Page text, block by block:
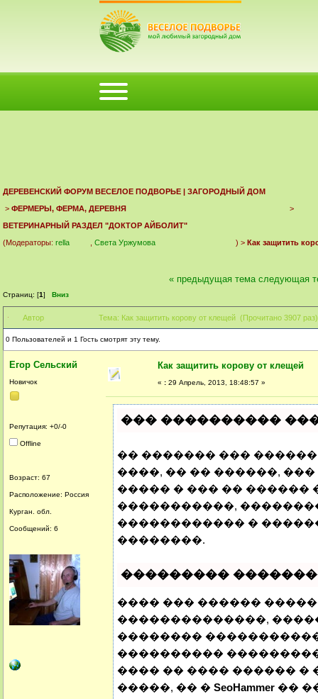
КАЛЕНДАРЬ ВОЙТИ РЕГИСТРАЦИЯ
ДЕРЕВЕНСКИЙ ФОРУМ ВЕСЕЛОЕ ПОДВОРЬЕ | ЗАГОРОДНЫЙ ДОМ
> ФЕРМЕРЫ, ФЕРМА, ДЕРЕВНЯ
>
ВЕТЕРИНАРНЫЙ РАЗДЕЛ "ДОКТОР АЙБОЛИТ"
(Модераторы: rella Света Уржумова ) > Как защитить
Страниц: [1] Вниз
« предыдущая тема следующая
Автор Тема: Как защитить корову от клещей (Прочитано 3907 раз)
0 Пользователей и 1 Гость смотрят эту тему.
Егор Сельский
Новичок
Репутация: +0/-0
Offline
Возраст: 67
Расположение: Россия
Курган. обл.
Сообщений: 6
Как защитить корову от клещей
« : 29 Апрель, 2013, 18:48:57 »
��� ����������
�� ������� ���
����, �� �� ������,
����� � ��� �� ������
�����������,
������������ �
��������.
���������
���� ��� ������
��������������,
��������
����������
���� �� ���� ������ �
�����, �� � SeoHammer ��